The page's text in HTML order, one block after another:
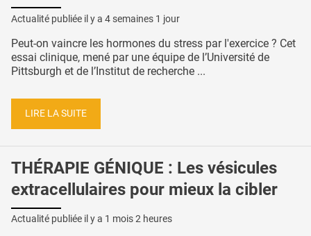
Actualité publiée il y a 4 semaines 1 jour
Peut-on vaincre les hormones du stress par l'exercice ? Cet
essai clinique, mené par une équipe de l’Université de
Pittsburgh et de l’Institut de recherche ...
LIRE LA SUITE
THÉRAPIE GÉNIQUE : Les vésicules
extracellulaires pour mieux la cibler
Actualité publiée il y a 1 mois 2 heures